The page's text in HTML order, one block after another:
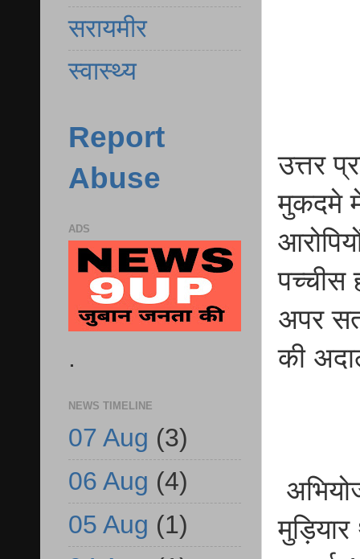
उत्तर
मुकदमे
पच्चीस
अपर
की
सरायमीर
स्वास्थ्य
Report
Abuse
ADS
.
NEWS TIMELINE
07 Aug (3)
06 Aug (4)
05 Aug (1)